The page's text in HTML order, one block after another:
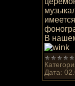
В
Дата: